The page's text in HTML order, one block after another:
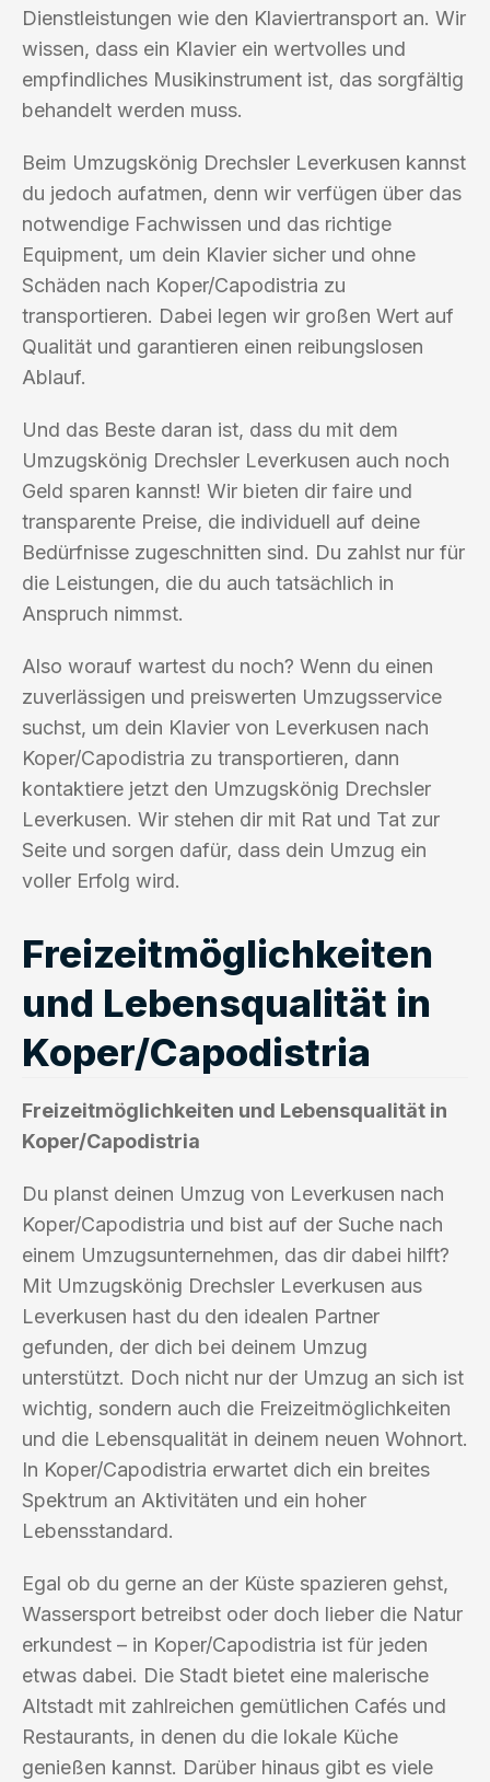
Dienstleistungen wie den Klaviertransport an. Wir
wissen, dass ein Klavier ein wertvolles und
empfindliches Musikinstrument ist, das sorgfältig
behandelt werden muss.
Beim Umzugskönig Drechsler Leverkusen kannst
du jedoch aufatmen, denn wir verfügen über das
notwendige Fachwissen und das richtige
Equipment, um dein Klavier sicher und ohne
Schäden nach Koper/Capodistria zu
transportieren. Dabei legen wir großen Wert auf
Qualität und garantieren einen reibungslosen
Ablauf.
Und das Beste daran ist, dass du mit dem
Umzugskönig Drechsler Leverkusen auch noch
Geld sparen kannst! Wir bieten dir faire und
transparente Preise, die individuell auf deine
Bedürfnisse zugeschnitten sind. Du zahlst nur für
die Leistungen, die du auch tatsächlich in
Anspruch nimmst.
Also worauf wartest du noch? Wenn du einen
zuverlässigen und preiswerten Umzugsservice
suchst, um dein Klavier von Leverkusen nach
Koper/Capodistria zu transportieren, dann
kontaktiere jetzt den Umzugskönig Drechsler
Leverkusen. Wir stehen dir mit Rat und Tat zur
Seite und sorgen dafür, dass dein Umzug ein
voller Erfolg wird.
Freizeitmöglichkeiten
und Lebensqualität in
Koper/Capodistria
Freizeitmöglichkeiten und Lebensqualität in
Koper/Capodistria
Du planst deinen Umzug von Leverkusen nach
Koper/Capodistria und bist auf der Suche nach
einem Umzugsunternehmen, das dir dabei hilft?
Mit Umzugskönig Drechsler Leverkusen aus
Leverkusen hast du den idealen Partner
gefunden, der dich bei deinem Umzug
unterstützt. Doch nicht nur der Umzug an sich ist
wichtig, sondern auch die Freizeitmöglichkeiten
und die Lebensqualität in deinem neuen Wohnort.
In Koper/Capodistria erwartet dich ein breites
Spektrum an Aktivitäten und ein hoher
Lebensstandard.
Egal ob du gerne an der Küste spazieren gehst,
Wassersport betreibst oder doch lieber die Natur
erkundest – in Koper/Capodistria ist für jeden
etwas dabei. Die Stadt bietet eine malerische
Altstadt mit zahlreichen gemütlichen Cafés und
Restaurants, in denen du die lokale Küche
genießen kannst. Darüber hinaus gibt es viele